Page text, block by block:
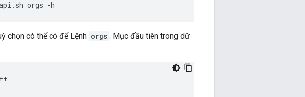
orgs -h
chọn có thể có để Lệnh orgs . Mục đầu tiên trong dữ